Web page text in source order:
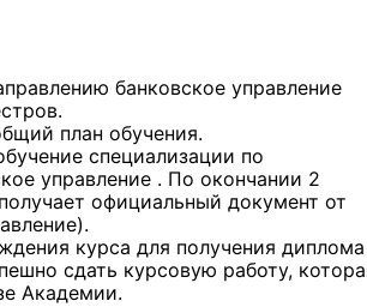
банковское управление
план обучения.
специализации по
управление . По окончании 2
официальный документ от
курса для получения диплома
сдать курсовую работу,
Академии.